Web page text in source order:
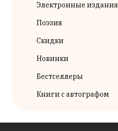
Электронные издания
Поэзия
Скидки
Новинки
Бестселлеры
Книги с автографом